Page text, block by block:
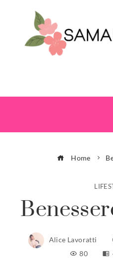
Home
Alice Lavoratti
80